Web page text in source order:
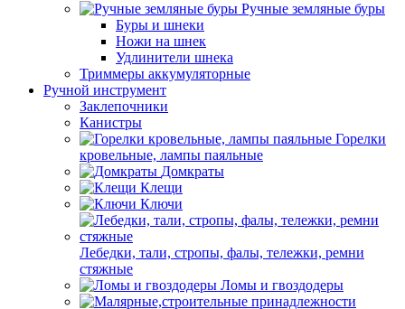
Ручные земляные буры
Буры и шнеки
Ножи на шнек
Удлинители шнека
Триммеры аккумуляторные
Ручной инструмент
Заклепочники
Канистры
Горелки
кровельные, лампы паяльные
Домкраты
Клещи
Ключи
Лебедки, тали, стропы, фалы, тележки, ремни
стяжные
Ломы и гвоздодеры